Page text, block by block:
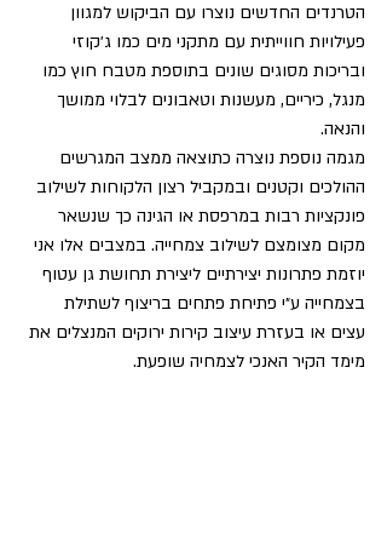
הטרנדים החדשים נוצרו עם הביקוש למגוון
פעילויות חווייתית עם מתקני מים כמו ג׳קוזי
ובריכות מסוגים שונים בתוספת מטבח חוץ כמו
מנגל, כיריים, מעשנות וטאבונים לבלוי ממושך
והנאה.
מגמה נוספת נוצרה כתוצאה ממצב המגרשים
ההולכים וקטנים ובמקביל רצון הלקוחות לשילוב
פונקציות רבות במרפסת או הגינה כך שנשאר
מקום מצומצם לשילוב צמחייה. במצבים אלו אני
יוזמת פתרונות יצירתיים ליצירת תחושת גן עטוף
בצמחייה ע״י פתיחת פתחים בריצוף לשתילת
עצים או בעזרת עיצוב קירות ירוקים המנצלים את
מימד הקיר האנכי לצמחיה שופעת.